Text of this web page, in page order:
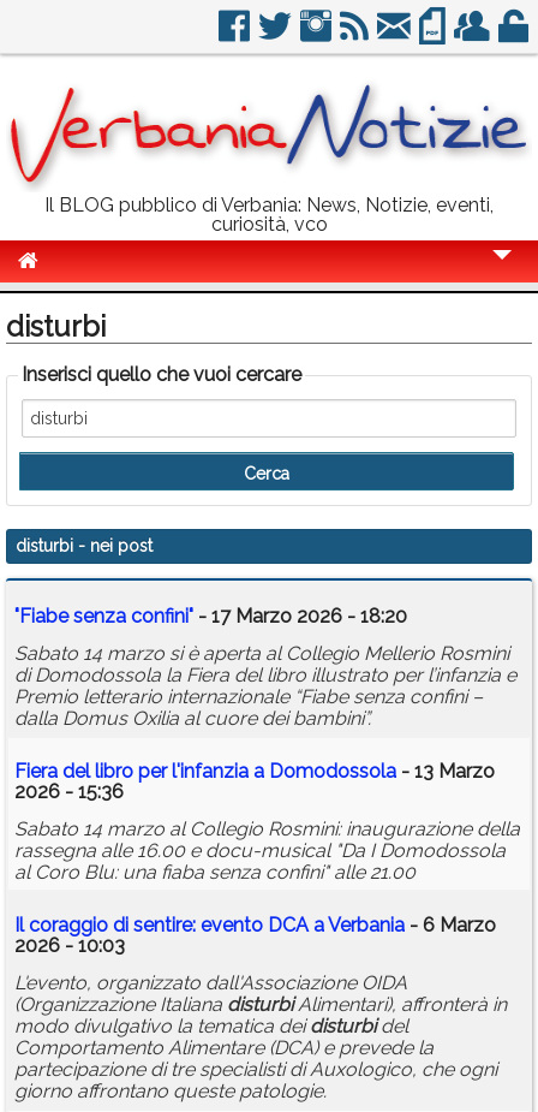
Il BLOG pubblico di Verbania: News, Notizie, eventi,
curiosità, vco
Politica
Sport
Eventi
Info Utili
Rubriche
Calendario
Annunci
disturbi
Inserisci quello che vuoi cercare
disturbi - nei post
"Fiabe senza confini" - 17 Marzo 2026 - 18:20
Sabato 14 marzo si è aperta al Collegio Mellerio Rosmini
di Domodossola la Fiera del libro illustrato per l’infanzia e
Premio letterario internazionale “Fiabe senza confini –
dalla Domus Oxilia al cuore dei bambini”.
Fiera del libro per l'infanzia a Domodossola - 13 Marzo
2026 - 15:36
Sabato 14 marzo al Collegio Rosmini: inaugurazione della
rassegna alle 16.00 e docu-musical "Da I Domodossola
al Coro Blu: una fiaba senza confini" alle 21.00
Il coraggio di sentire: evento DCA a Verbania - 6 Marzo
2026 - 10:03
L'evento, organizzato dall'Associazione OIDA
(Organizzazione Italiana disturbiAlimentari), affronterà in
modo divulgativo la tematica deidisturbidel
Comportamento Alimentare (DCA) e prevede la
partecipazione di tre specialisti di Auxologico, che ogni
giorno affrontano queste patologie.